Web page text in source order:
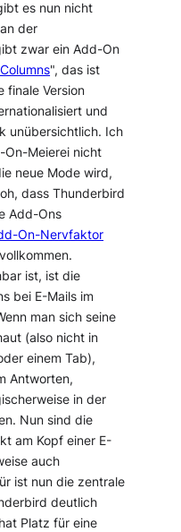
es nun nicht
der
zwar ein Add-On
", das ist
finale Version
und
unübersichtlich. Ich
On-Meierei nicht
neue Mode wird,
dass Thunderbird
Add-Ons
On-Nervfaktor
ist, ist die
bei E-Mails im
man sich seine
(also nicht in
einem Tab),
Antworten,
in der
Nun sind die
am Kopf einer E-
auch
ist nun die zentrale
deutlich
Platz für eine